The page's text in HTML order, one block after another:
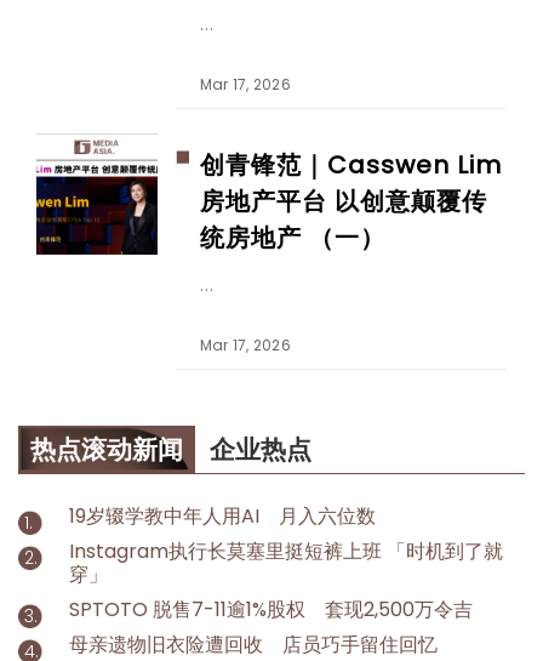
Mar 17, 2026
创青锋范｜Casswen Lim
房地产平台 以创意颠覆传
统房地产 （一）
Mar 17, 2026
热点滚动新闻 企业热点
19岁辍学教中年人用AI 月入六位数
Instagram执行长莫塞里挺短裤上班 「时机到了就
穿」
SPTOTO 脱售7-11逾1%股权 套现2,500万令吉
母亲遗物旧衣险遭回收 店员巧手留住回忆